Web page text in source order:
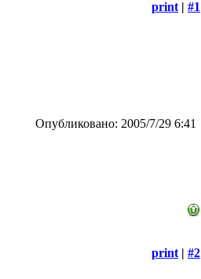
print | #1
Опубликовано: 2005/7/29 6:41
print | #2